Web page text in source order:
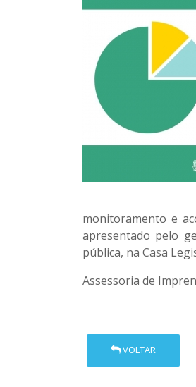
monitoramento e
apresentado pelo
pública, na Casa
Assessoria de
VOLTAR